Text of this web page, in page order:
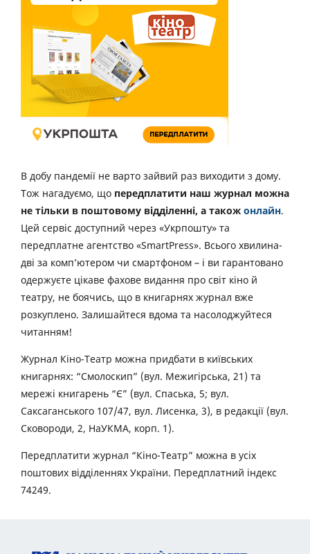
В добу пандемії не варто зайвий раз виходити з дому.
Тож нагадуємо, що передплатити наш журнал можна
не тільки в поштовому відділенні, а також онлайн.
Цей сервіс доступний через «Укрпошту» та
передплатне агентство «SmartPress». Всього хвилина-
дві за комп’ютером чи смартфоном – і ви гарантовано
одержуєте цікаве фахове видання про світ кіно й
театру, не боячись, що в книгарнях журнал вже
розкуплено. Залишайтеся вдома та насолоджуйтеся
читанням!
Журнал Кіно-Театр можна придбати в київських
книгарнях: “Смолоскип” (вул. Межигірська, 21) та
мережі книгарень “Є” (вул. Спаська, 5; вул.
Саксаганського 107/47, вул. Лисенка, 3), в редакції (вул.
Сковороди, 2, НаУКМА, корп. 1).
Передплатити журнал “Кіно-Театр” можна в усіх
поштових відділеннях України. Передплатний індекс
74249.